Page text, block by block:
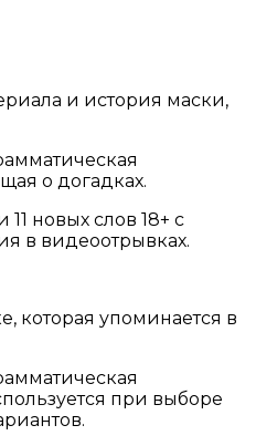
и история маски,
о догадках.
новых слов 18+ с
в видеоотрывках.
которая упоминается в
при выборе